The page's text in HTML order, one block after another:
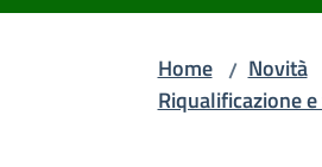
Home / Novità
Riqualificazione